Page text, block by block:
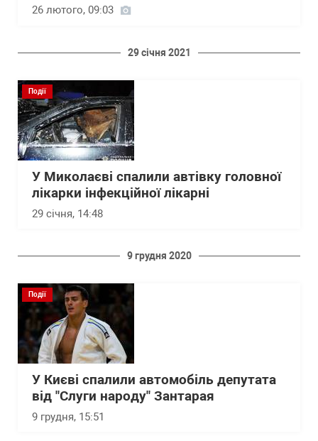
26 лютого, 09:03
29 січня 2021
Події
У Миколаєві спалили автівку головної
лікарки інфекційної лікарні
29 січня, 14:48
9 грудня 2020
Події
У Києві спалили автомобіль депутата
від "Слуги народу" Зантарая
9 грудня, 15:51